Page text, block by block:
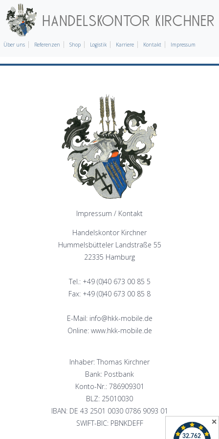
Über uns Referenzen Shop Logistik Karriere Kontakt Impressum
Impressum / Kontakt
Handelskontor Kirchner
Hummelsbütteler Landstraße 55
22335 Hamburg
Tel.: +49 (0)40 673 00 85 5
Fax: +49 (0)40 673 00 85 8
E-Mail: info@hkk-mobile.de
Online: www.hkk-mobile.de
Inhaber: Thomas Kirchner
Bank: Postbank
Konto-Nr.: 786909301
BLZ: 25010030
IBAN: DE 43 2501 0030 0786 9093 01
SWIFT-BIC: PBNKDEFF
✕